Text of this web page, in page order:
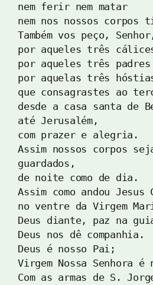
nem ferir nem matar
nem nos nossos
Também vos peço,
por aqueles três
por aqueles três
por aquelas três
que consagrastes ao
desde a casa santa de
até Jerusalém,
com prazer e alegria.
Assim nossos corpos
guardados,
de noite como de dia.
Assim como andou
no ventre da Virgem
Deus diante, paz na
Deus nos dê companhia.
Deus é nosso Pai;
Virgem Nossa Senhora é
Com as armas de S.